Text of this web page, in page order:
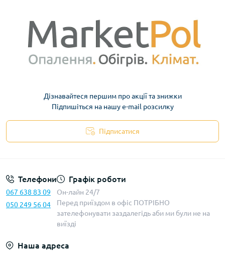
Дізнавайтеся першим про акції та знижки
Підпишіться на нашу e-mail розсилку
Підписатися
Телефони
067 638 83 09
050 249 56 04
Графік роботи
Он-лайн 24/7
Перед приїздом в офіс ПОТРІБНО
зателефонувати заздалегідь аби ми були не на
виїзді
Наша адреса